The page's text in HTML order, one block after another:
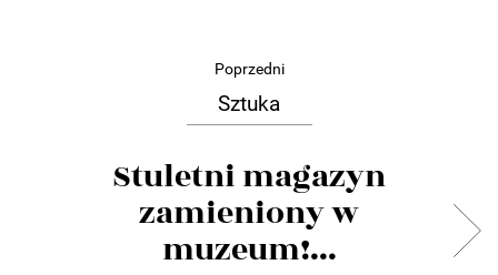
Poprzedni
Sztuka
Stuletni magazyn
zamieniony w
muzeum!...